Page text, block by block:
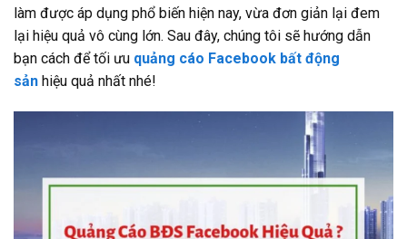
làm được áp dụng phổ biến hiện nay, vừa đơn giản lại đem
lại hiệu quả vô cùng lớn. Sau đây, chúng tôi sẽ hướng dẫn
bạn cách để tối ưu quảng cáo Facebook bất động
sản hiệu quả nhất nhé!